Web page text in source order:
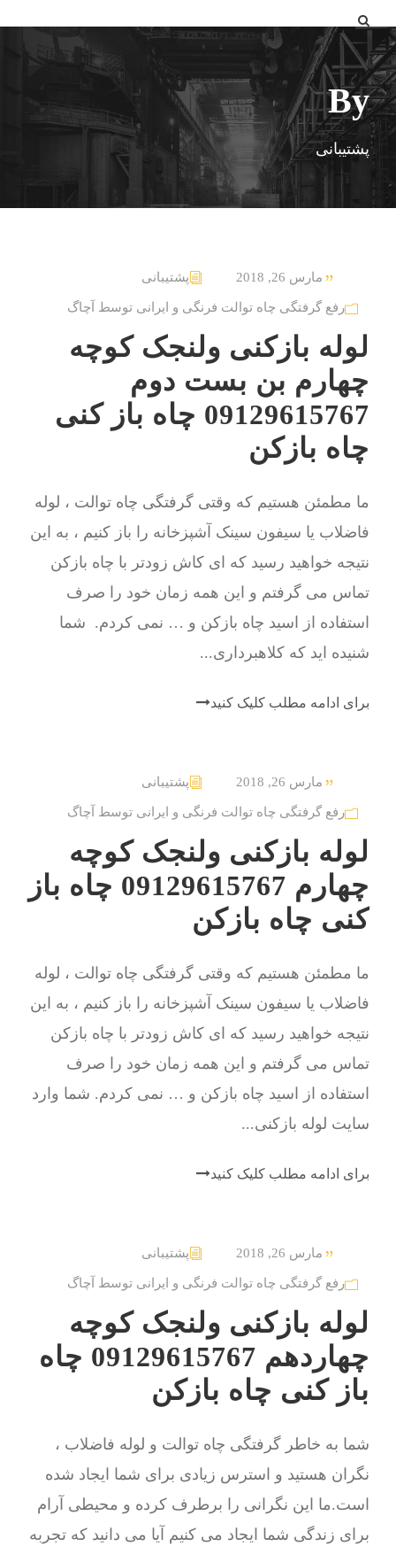
By
پشتیبانی
مارس 26, 2018 پشتیبانی
رفع گرفتگی چاه توالت فرنگی و ایرانی توسط آچاگ
لوله بازکنی ولنجک کوچه
چهارم بن بست دوم
09129615767 چاه باز کنی
چاه بازکن
ما مطمئن هستیم که وقتی گرفتگی چاه توالت ، لوله
فاضلاب یا سیفون سینک آشپزخانه را باز کنیم ، به این
نتیجه خواهید رسید که ای کاش زودتر با چاه بازکن
تماس می گرفتم و این همه زمان خود را صرف
استفاده از اسید چاه بازکن و … نمی کردم. شما
شنیده اید که کلاهبرداری...
برای ادامه مطلب کلیک کنید
مارس 26, 2018 پشتیبانی
رفع گرفتگی چاه توالت فرنگی و ایرانی توسط آچاگ
لوله بازکنی ولنجک کوچه
چهارم 09129615767 چاه باز
کنی چاه بازکن
ما مطمئن هستیم که وقتی گرفتگی چاه توالت ، لوله
فاضلاب یا سیفون سینک آشپزخانه را باز کنیم ، به این
نتیجه خواهید رسید که ای کاش زودتر با چاه بازکن
تماس می گرفتم و این همه زمان خود را صرف
استفاده از اسید چاه بازکن و … نمی کردم. شما وارد
سایت لوله بازکنی...
برای ادامه مطلب کلیک کنید
مارس 26, 2018 پشتیبانی
رفع گرفتگی چاه توالت فرنگی و ایرانی توسط آچاگ
لوله بازکنی ولنجک کوچه
چهاردهم 09129615767 چاه
باز کنی چاه بازکن
شما به خاطر گرفتگی چاه توالت و لوله فاضلاب ،
نگران هستید و استرس زیادی برای شما ایجاد شده
است.ما این نگرانی را برطرف کرده و محیطی آرام
برای زندگی شما ایجاد می کنیم آیا می دانید که تجربه